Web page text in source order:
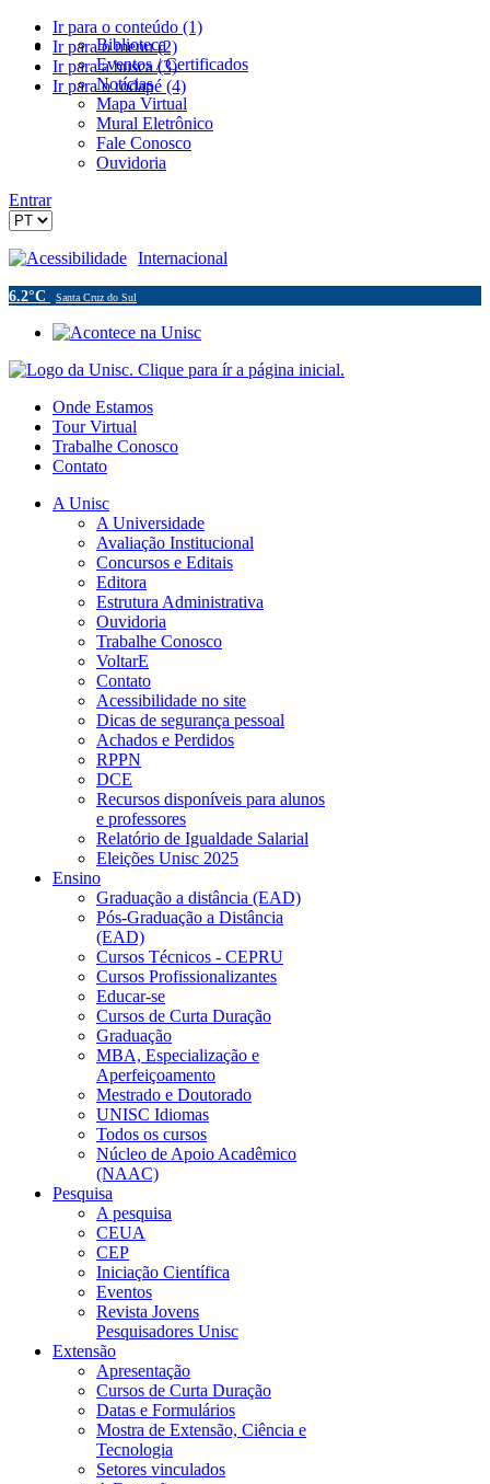
Ir para o conteúdo (1)
Ir para o menu (2)
Ir para a busca (3)
Ir para o rodapé (4)
Biblioteca
Eventos / Certificados
Notícias
Mapa Virtual
Mural Eletrônico
Fale Conosco
Ouvidoria
Entrar
Acessibilidade Internacional
6.2°C Santa Cruz do Sul
Onde Estamos
Tour Virtual
Trabalhe Conosco
Contato
A Unisc
A Universidade
Avaliação Institucional
Concursos e Editais
Editora
Estrutura Administrativa
Ouvidoria
Trabalhe Conosco
VoltarE
Contato
Acessibilidade no site
Dicas de segurança pessoal
Achados e Perdidos
RPPN
DCE
Recursos disponíveis para alunos
e professores
Relatório de Igualdade Salarial
Eleições Unisc 2025
Ensino
Graduação a distância (EAD)
Pós-Graduação a Distância
(EAD)
Cursos Técnicos - CEPRU
Cursos Profissionalizantes
Educar-se
Cursos de Curta Duração
Graduação
MBA, Especialização e
Aperfeiçoamento
Mestrado e Doutorado
UNISC Idiomas
Todos os cursos
Núcleo de Apoio Acadêmico
(NAAC)
Pesquisa
A pesquisa
CEUA
CEP
Iniciação Científica
Eventos
Revista Jovens
Pesquisadores Unisc
Extensão
Apresentação
Cursos de Curta Duração
Datas e Formulários
Mostra de Extensão, Ciência e
Tecnologia
Setores vinculados